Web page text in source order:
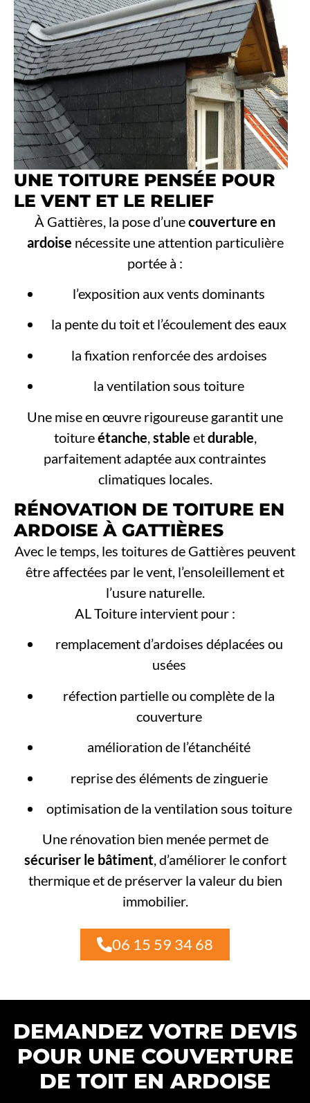
UNE TOITURE PENSÉE POUR
LE VENT ET LE RELIEF
À Gattières, la pose d’unecouverture en
ardoise nécessite une attention particulière
portée à :
l’exposition aux vents dominants
la pente du toit et l’écoulement des eaux
la fixation renforcée des ardoises
la ventilation sous toiture
Une mise en œuvre rigoureuse garantit une
toitureétanche stable etdurable
parfaitement adaptée aux contraintes
climatiques locales.
RÉNOVATION DE TOITURE EN
ARDOISE À GATTIÈRES
Avec le temps, les toitures de Gattières peuvent
être affectées par le vent, l’ensoleillement et
l’usure naturelle.
AL Toiture intervient pour :
remplacement d’ardoises déplacées ou
usées
réfection partielle ou complète de la
couverture
amélioration de l’étanchéité
reprise des éléments de zinguerie
optimisation de la ventilation sous toiture
Une rénovation bien menée permet de
sécuriser le bâtiment, d’améliorer le confort
thermique et de préserver la valeur du bien
immobilier.
06 15 59 34 68
DEMANDEZ VOTRE DEVIS
POUR UNE COUVERTURE
DE TOIT EN ARDOISE